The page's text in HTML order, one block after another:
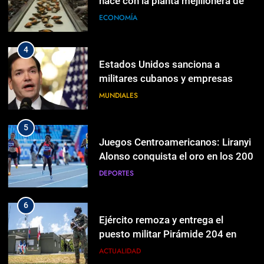
raíces gallegas que quebró en
ECONOMÍA
4
Estados Unidos sanciona a
militares cubanos y empresas
vinculadas a la adquisición de
MUNDIALES
5
Juegos Centroamericanos: Liranyi
Alonso conquista el oro en los 200
DEPORTES
6
Ejército remoza y entrega el
puesto militar Pirámide 204 en
Neyba
ACTUALIDAD
5
Juegos Centroamericanos: Liranyi